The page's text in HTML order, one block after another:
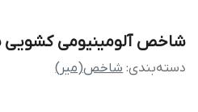
شاخص آلومینیومی کشویی ۵ متری باریک
دسته‌بندی:شاخص(میر)